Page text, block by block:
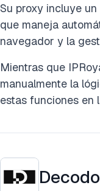
Su proxy incluye un
que maneja
navegador y la
Mientras que
manualmente la
estas funciones en
Decodo